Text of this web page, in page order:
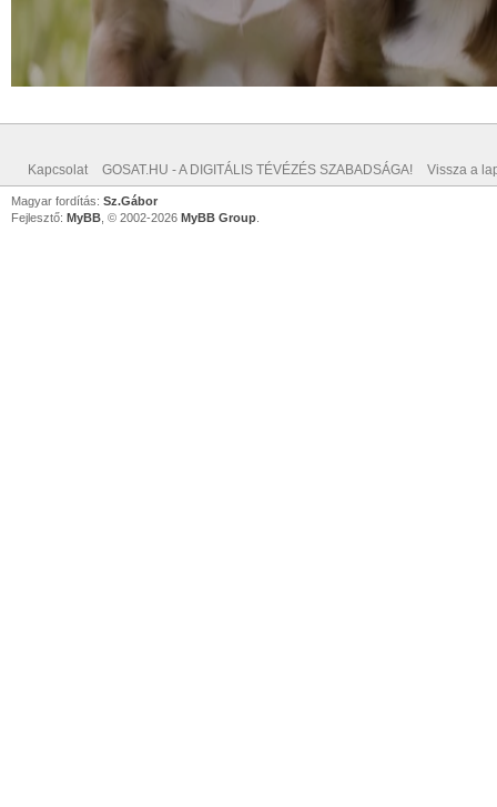
Kapcsolat GOSAT.HU - A DIGITÁLIS TÉVÉZÉS SZABADSÁGA! Vissza a
Magyar fordítás: Sz.Gábor
Fejlesztő: MyBB , © 2002-2026 MyBB Group